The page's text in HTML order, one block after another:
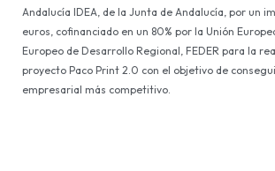
Andalucía IDEA, de la Junta de Andalucía, por un
euros, cofinanciado en un 80% por la Unión
Europeo de Desarrollo Regional, FEDER para la
proyecto Paco Print 2.0 con el objetivo de
empresarial más competitivo.